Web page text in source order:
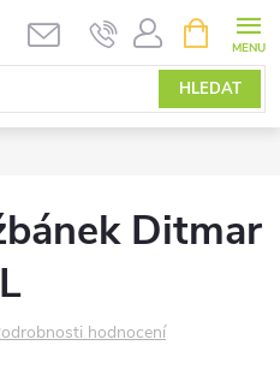
HLEDAT
NÁKUPNÍ
KOŠÍK
Ditmar
hodnocení